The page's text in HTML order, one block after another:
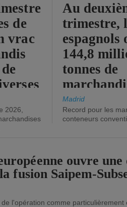
de
vrac
2026,
Au
trimestre,
144,8
tonnes de
(+2,9%).
Madrid
Record pour les
conteneurs
ouvre une
fusion Saipem-
l'opération comme